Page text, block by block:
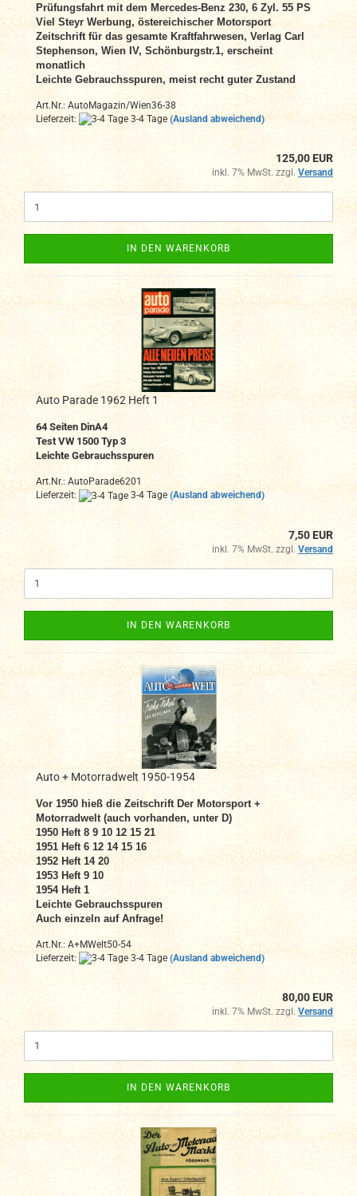
Prüfungsfahrt mit dem Mercedes-Benz 230, 6 Zyl. 55 PS
Viel Steyr Werbung, östereichischer Motorsport
Zeitschrift für das gesamte Kraftfahrwesen, Verlag Carl
Stephenson, Wien IV, Schönburgstr.1, erscheint
monatlich
Leichte Gebrauchsspuren, meist recht guter Zustand
Art.Nr.: AutoMagazin/Wien36-38
Lieferzeit:
3-4 Tage (Ausland abweichend)
125,00 EUR
inkl. 7% MwSt. zzgl. Versand
IN DEN WARENKORB
Auto Parade 1962 Heft 1
64 Seiten DinA4
Test VW 1500 Typ 3
Leichte Gebrauchsspuren
Art.Nr.: AutoParade6201
Lieferzeit:
3-4 Tage (Ausland abweichend)
7,50 EUR
inkl. 7% MwSt. zzgl.Versand
IN DEN WARENKORB
Auto + Motorradwelt 1950-1954
Vor 1950 hieß die Zeitschrift Der Motorsport +
Motorradwelt (auch vorhanden, unter D)
1950 Heft 8 9 10 12 15 21
1951 Heft 6 12 14 15 16
1952 Heft 14 20
1953 Heft 9 10
1954 Heft 1
Leichte Gebrauchsspuren
Auch einzeln auf Anfrage!
Art.Nr.: A+MWelt50-54
Lieferzeit:
3-4 Tage (Ausland abweichend)
80,00 EUR
inkl. 7% MwSt. zzgl.Versand
IN DEN WARENKORB